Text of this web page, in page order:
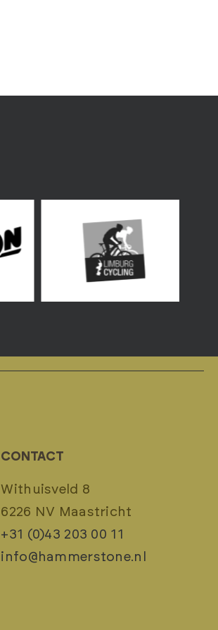
CONTACT
Withuisveld 8
6226 NV Maastricht
+31 (0)43 203 00 11
info@hammerstone.nl